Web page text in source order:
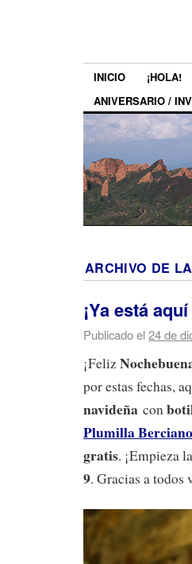
INICIO ¡HOLA!
ANIVERSARIO /
ARCHIVO DE
¡Ya está
Publicado el24 de
¡Feliz
por estas fechas,
navideña con
Plumilla Berciano
gratis. ¡Empieza
9. Gracias a todos